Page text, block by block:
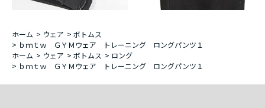
ホーム > ウェア > ボトムス
> ｂｍｔｗ ＧＹＭウェア トレーニング ロングパンツ１
ホーム > ウェア > ボトムス > ロング
> ｂｍｔｗ ＧＹＭウェア トレーニング ロングパンツ１